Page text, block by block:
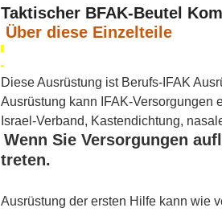
Taktischer BFAK-Beutel
Über diese Einzelteile
Diese Ausrüstung ist Berufs-IFAK
Ausrüstung kann IFAK-Versorgungen
Israel-Verband, Kastendichtung,
Wenn Sie Versorgungen
treten.
Ausrüstung der ersten Hilfe kann wie